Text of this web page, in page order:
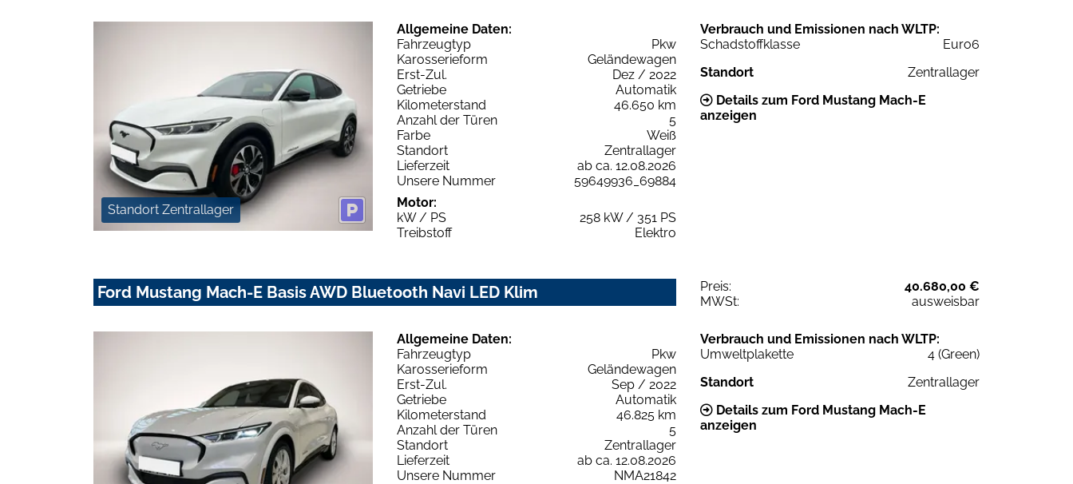
Standort Zentrallager
Allgemeine Daten:
Fahrzeugtyp
Pkw
Karosserieform
Geländewagen
Erst-Zul.
Dez / 2022
Getriebe
Automatik
Kilometerstand
46.650 km
Anzahl der Türen
5
Farbe
Weiß
Standort
Zentrallager
Lieferzeit
ab ca. 12.08.2026
Unsere Nummer
59649936_69884
Motor:
kW / PS
258 kW / 351 PS
Treibstoff
Elektro
Verbrauch und Emissionen nach WLTP:
Schadstoffklasse
Euro6
Standort
Zentrallager
Details zum Ford Mustang Mach-E
anzeigen
Ford Mustang Mach-E Basis AWD Bluetooth Navi LED Klim Preis:
40.680,00 €
MWSt:
ausweisbar
Allgemeine Daten:
Fahrzeugtyp
Pkw
Karosserieform
Geländewagen
Erst-Zul.
Sep / 2022
Getriebe
Automatik
Kilometerstand
46.825 km
Anzahl der Türen
5
Standort
Zentrallager
Lieferzeit
ab ca. 12.08.2026
Unsere Nummer
NMA21842
Verbrauch und Emissionen nach WLTP:
Umweltplakette
4 (Green)
Standort
Zentrallager
Details zum Ford Mustang Mach-E
anzeigen